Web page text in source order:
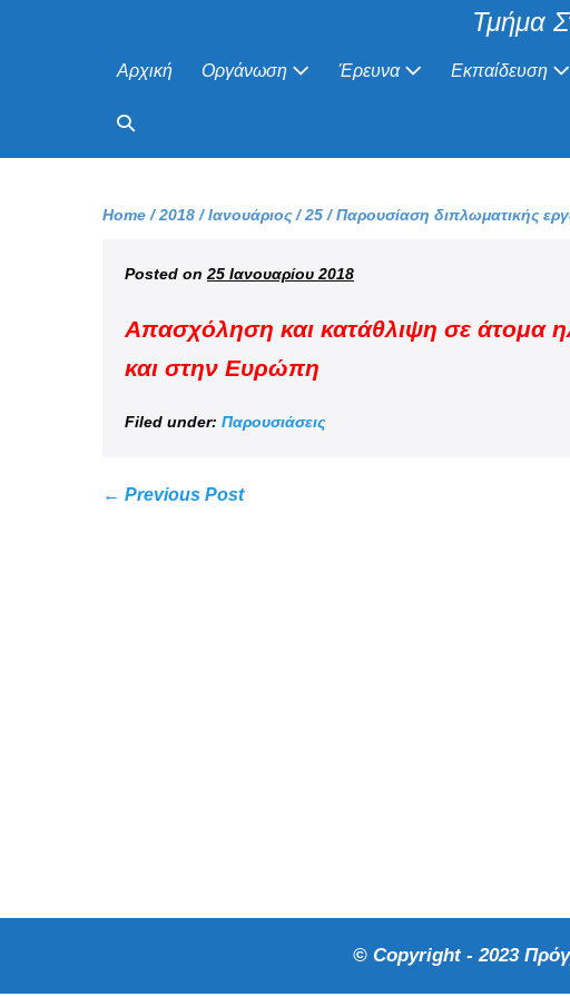
Τμήμα
Αρχική Οργάνωση Έρευνα Εκπαίδευση
Home /2018 /Ιανουάριος /25 /Παρουσίαση διπλωματικής
Posted on 25 Ιανουαρίου 2018
Απασχόληση και κατάθλιψη σε άτομα
και στην Ευρώπη
Filed under: Παρουσιάσεις
← Previous Post
© Copyright - 2023